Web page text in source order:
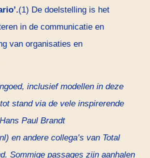
(1) De doelstelling is het
in de communicatie en
van organisaties en
inclusief modellen in deze
stand via de vele inspirerende
Paul Brandt
en andere collega’s van Total
Sommige passages zijn aanhalen